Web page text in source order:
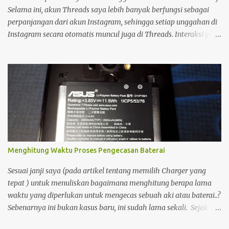
Selama ini, akun Threads saya lebih banyak berfungsi sebagai
perpanjangan dari akun Instagram, sehingga setiap unggahan di
Instagram secara otomatis muncul juga di Threads. Interaksi yang
membuka dan menggunakan Threads. Saat menjelajahi berbagai
postingan, saya menemukan sesuatu yang menarik. Ada seorang
pemilik akun yang menampilkan status bahwa akun Threads
miliknya sudah terhubung dengan Fediverse . Istilah tersebut
cukup asing bagi saya, sehingga menimbulkan rasa penasaran.
Menghitung Waktu Proses Pengecasan Baterai
Sesuai janji saya (pada artikel tentang memilih Charger yang
tepat ) untuk menuliskan bagaimana menghitung berapa lama
waktu yang diperlukan untuk mengecas sebuah aki atau baterai..?
Sebenarnya ini bukan kasus baru, ini sudah lama sekali. Sejak